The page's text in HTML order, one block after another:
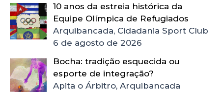
10 anos da estreia histórica da
Equipe Olímpica de Refugiados
Arquibancada, Cidadania Sport Club
6 de agosto de 2026
Bocha: tradição esquecida ou
esporte de integração?
Apita o Árbitro, Arquibancada